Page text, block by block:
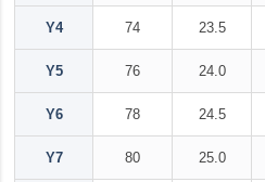
Y4 74 23.5
Y5 76 24.0
Y6 78 24.5
Y7 80 25.0